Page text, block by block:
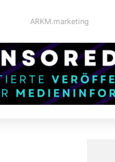
ARKM.marketing